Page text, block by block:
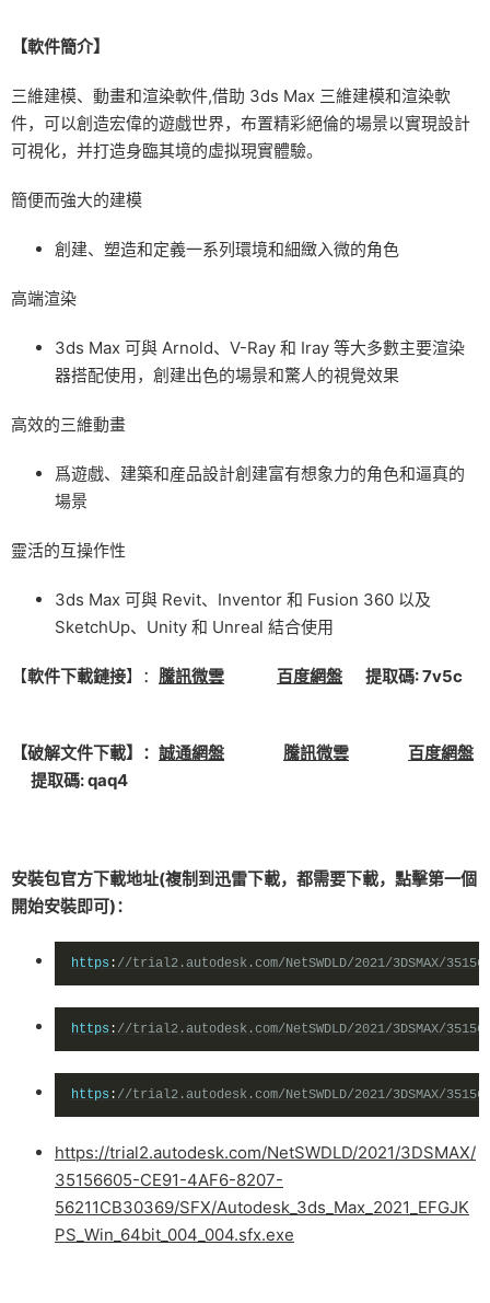
【軟件簡介】
三維建模、動畫和渲染軟件,借助 3ds Max 三維建模和渲染軟
件，可以創造宏偉的遊戲世界，布置精彩絕倫的場景以實現設計
可視化，并打造身臨其境的虛拟現實體驗。
簡便而強大的建模
創建、塑造和定義一系列環境和細緻入微的角色
高端渲染
3ds Max 可與 Arnold、V-Ray 和 Iray 等大多數主要渲染
器搭配使用，創建出色的場景和驚人的視覺效果
高效的三維動畫
爲遊戲、建築和産品設計創建富有想象力的角色和逼真的
場景
靈活的互操作性
3ds Max 可與 Revit、Inventor 和 Fusion 360 以及
SketchUp、Unity 和 Unreal 結合使用
【軟件下載鏈接】： 騰訊微雲 百度網盤 提取碼: 7v5c
【破解文件下載】： 誠通網盤 騰訊微雲
百度網盤
提取碼: qaq4
安裝包官方下載地址(複制到迅雷下載，都需要下載，點擊第一個
開始安裝即可)：
https : //trial2.autodesk.com/NetSWDLD/2021/3DSMAX/
https : //trial2.autodesk.com/NetSWDLD/2021/3DSMAX/
https : //trial2.autodesk.com/NetSWDLD/2021/3DSMAX/
https://trial2.autodesk.com/NetSWDLD/2021/3DSMAX/
35156605-CE91-4AF6-8207-
56211CB30369/SFX/Autodesk_3ds_Max_2021_EFGJK
PS_Win_64bit_004_004.sfx.exe